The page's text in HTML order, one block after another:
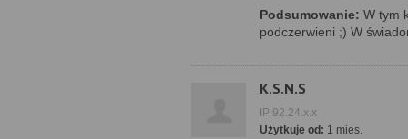
Podsumowanie: W tym
podczerwieni ;) W
K.S.N.S
IP 92.24.x.x
Użytkuje od: 1 mies.